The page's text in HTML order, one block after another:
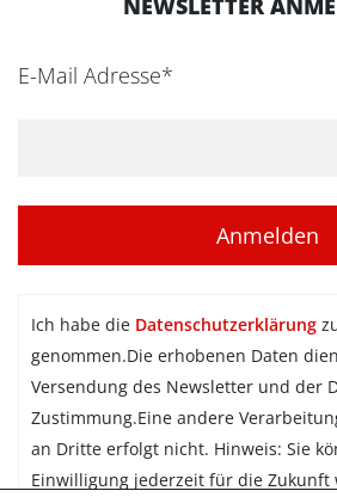
E-Mail Adresse*
Ich habe die Datenschutzerklärung
genommen.Die erhobenen Daten
Versendung des Newsletter und der
Zustimmung.Eine andere
an Dritte erfolgt nicht. Hinweis: Sie
Einwilligung jederzeit für die Zukunft